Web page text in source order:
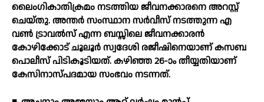
ലൈംഗികാതിക്രമം നടത്തിയ ജീവനക്കാരനെ അറസ്റ്റ്
ചെയ്തു. അന്തര്‍ സംസ്ഥാന സര്‍വീസ് നടത്തുന്ന എ
വണ്‍ ട്രാവല്‍സ് എന്ന ബസ്സിലെ ജീവനക്കാരന്‍
കോഴിക്കോട് ചൂലൂര്‍ സ്വദേശി രജീഷിനെയാണ് കസബ
പൊലീസ് പിടികൂടിയത്. കഴിഞ്ഞ 26-ാം തീയ്യതിയാണ്
കേസിനാസ്പദമായ സംഭവം നടന്നത്.